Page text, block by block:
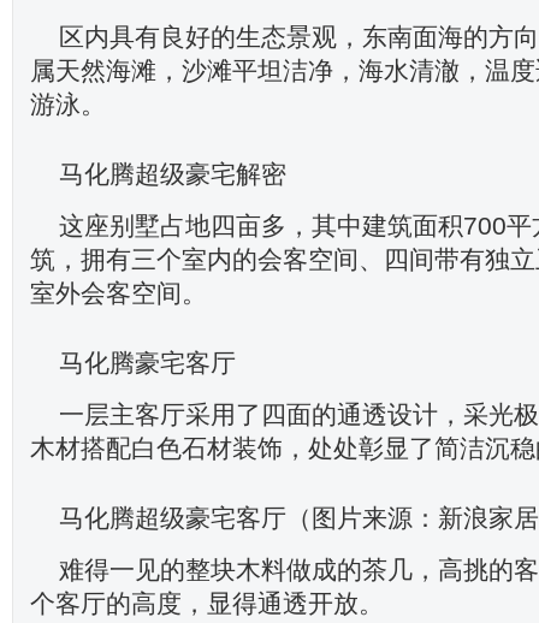
区内具有良好的生态景观，东南面海的方
属天然海滩，沙滩平坦洁净，海水清澈，温
游泳。
马化腾超级豪宅解密
这座别墅占地四亩多，其中建筑面积700
筑，拥有三个室内的会客空间、四间带有独
室外会客空间。
马化腾豪宅客厅
一层主客厅采用了四面的通透设计，采光
木材搭配白色石材装饰，处处彰显了简洁沉
马化腾超级豪宅客厅（图片来源：新浪家
难得一见的整块木料做成的茶几，高挑的
个客厅的高度，显得通透开放。